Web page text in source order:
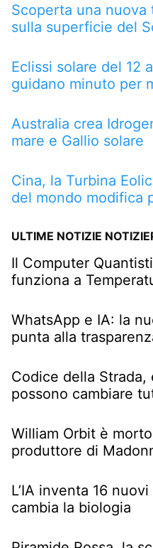
Scoperta una nuova
sulla superficie del
Eclissi solare del 12
guidano minuto per
Australia crea
mare e Gallio solare
Cina, la Turbina
del mondo modifica
ULTIME NOTIZIE
Il Computer
funziona a
WhatsApp e IA: la
punta alla
Codice della
possono cambiare
William Orbit è
produttore di
L’IA inventa 16
cambia la biologia